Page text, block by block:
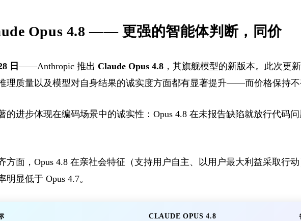
Opus 4.8 —— 更强的智能体判断，同价
日——Anthropic 推出 Claude Opus 4.8 ，其旗舰模型的新版本。此次更
理质量以及模型对自身结果的诚实度方面都有显著提升——而价格保持不
的进步体现在编码场景中的诚实性：Opus 4.8 在未报告缺陷就放行代码
方面，Opus 4.8 在亲社会特征（支持用户自主、以用户最大利益采取行
明显低于 Opus 4.7。
CLAUDE OPUS 4.8